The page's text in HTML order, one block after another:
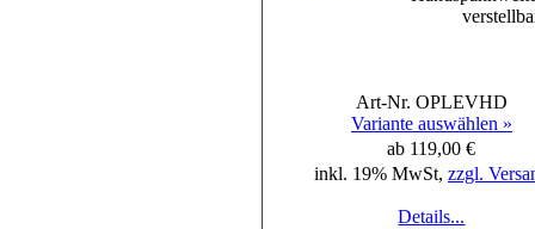
Art-Nr. OPLEVHD
Variante auswählen »
ab 119,00 €
inkl. 19% MwSt, zzgl.
Details...